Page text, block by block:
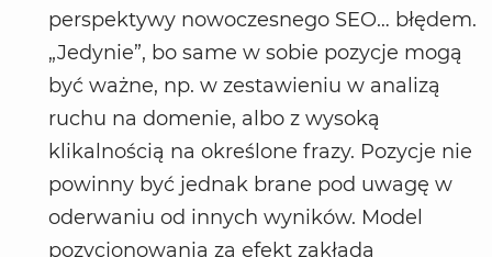
perspektywy nowoczesnego SEO… błędem.
„Jedynie”, bo same w sobie pozycje mogą
być ważne, np. w zestawieniu w analizą
ruchu na domenie, albo z wysoką
klikalnością na określone frazy. Pozycje nie
powinny być jednak brane pod uwagę w
oderwaniu od innych wyników. Model
pozycjonowania za efekt zakłada